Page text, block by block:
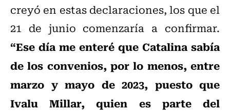
creyó en estas declaraciones, los que el
21 de junio comenzaría a confirmar.
“Ese día me enteré que Catalina sabía
de los convenios, por lo menos, entre
marzo y mayo de 2023, puesto que
Ivalu Millar, quien es parte del